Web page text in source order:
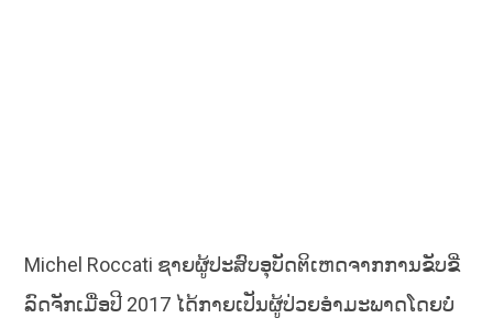
Michel Roccati ຊາຍຜູ້ປະສົບອຸບັດຕິເຫດຈາກການຂັບຂີ່
ລົດຈັກເມື່ອປີ 2017 ໄດ້ກາຍເປັນຜູ້ປ່ວຍອຳມະພາດໂດຍບໍ່